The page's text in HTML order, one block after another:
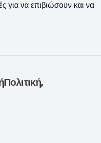
για να επιβιώσουν και να
,